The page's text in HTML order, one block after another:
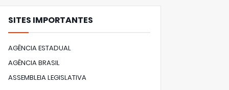
SITES IMPORTANTES
AGÊNCIA ESTADUAL
AGÊNCIA BRASIL
ASSEMBLEIA LEGISLATIVA